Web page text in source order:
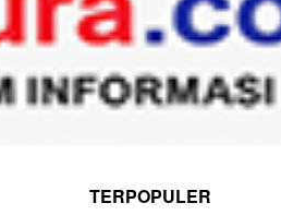
TERPOPULER